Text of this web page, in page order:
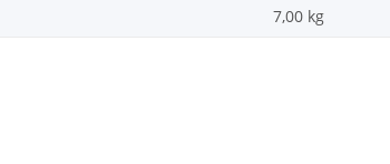
7,00 kg